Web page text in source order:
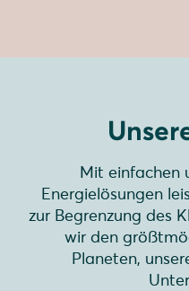
Mit einfachen
Energielösungen
zur Begrenzung des
wir den
Planeten,